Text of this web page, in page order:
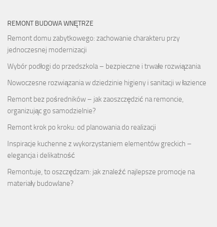
REMONT BUDOWA WNĘTRZE
Remont domu zabytkowego: zachowanie charakteru przy
jednoczesnej modernizacji
Wybór podłogi do przedszkola – bezpieczne i trwałe rozwiązania
Nowoczesne rozwiązania w dziedzinie higieny i sanitacji w łazience
Remont bez pośredników – jak zaoszczędzić na remoncie,
organizując go samodzielnie?
Remont krok po kroku: od planowania do realizacji
Inspiracje kuchenne z wykorzystaniem elementów greckich –
elegancja i delikatność
Remontuje, to oszczędzam: jak znaleźć najlepsze promocje na
materiały budowlane?